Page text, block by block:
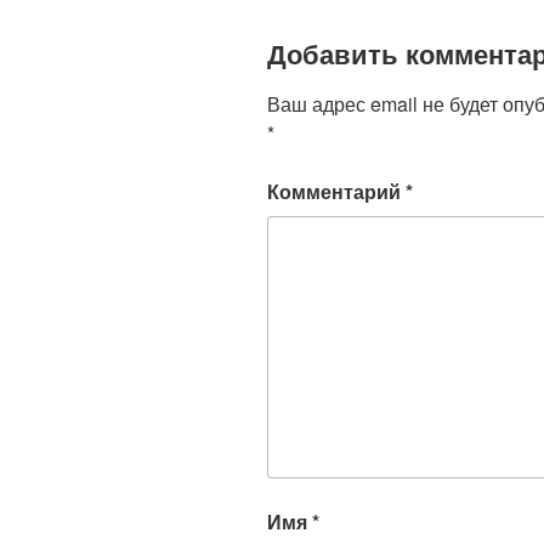
ki
Добавить
Ваш адрес email не будет
*
Комментарий *
Имя*